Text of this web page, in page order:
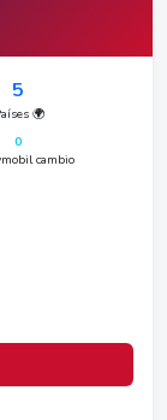
5
🌍
0
cambio